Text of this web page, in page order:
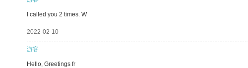
I called you 2 times. W
2022-02-10
游客
Hello, Greetings fr